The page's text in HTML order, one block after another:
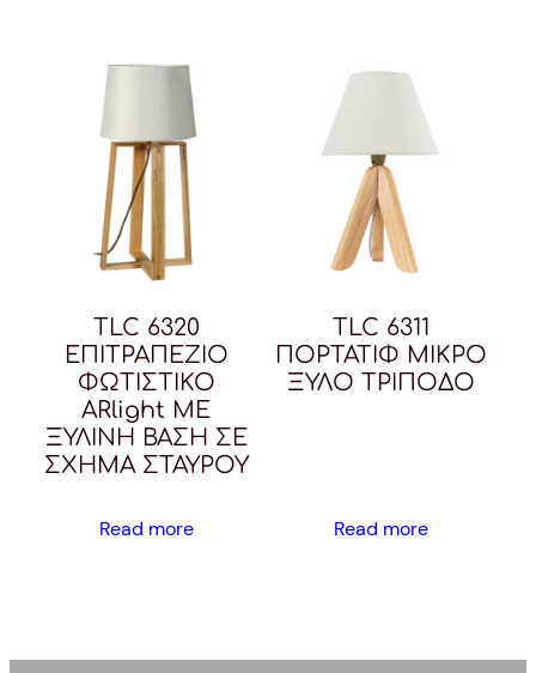
TLC 6320
ΕΠΙΤΡΑΠΕΖΙΟ
ΦΩΤΙΣΤΙΚΟ
ARlight ME
ΞΥΛΙΝΗ ΒΑΣΗ ΣΕ
ΣΧΗΜΑ ΣΤΑΥΡΟΥ
Read more
TLC 6311
ΠΟΡΤΑΤΙΦ ΜΙΚΡΟ
ΞΥΛΟ ΤΡΙΠΟΔΟ
Read more